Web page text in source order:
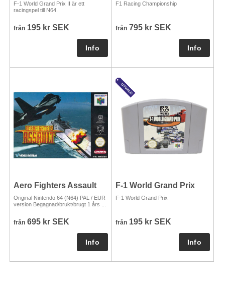
F-1 World Grand Prix II är ett
racingspel till N64.
från 195 kr SEK
F1 Racing Championship
från 795 kr SEK
Aero Fighters Assault
Original Nintendo 64 (N64) PAL / EUR
version Begagnad/brukt/brugt 1 års ...
från 695 kr SEK
F-1 World Grand Prix
F-1 World Grand Prix
från 195 kr SEK